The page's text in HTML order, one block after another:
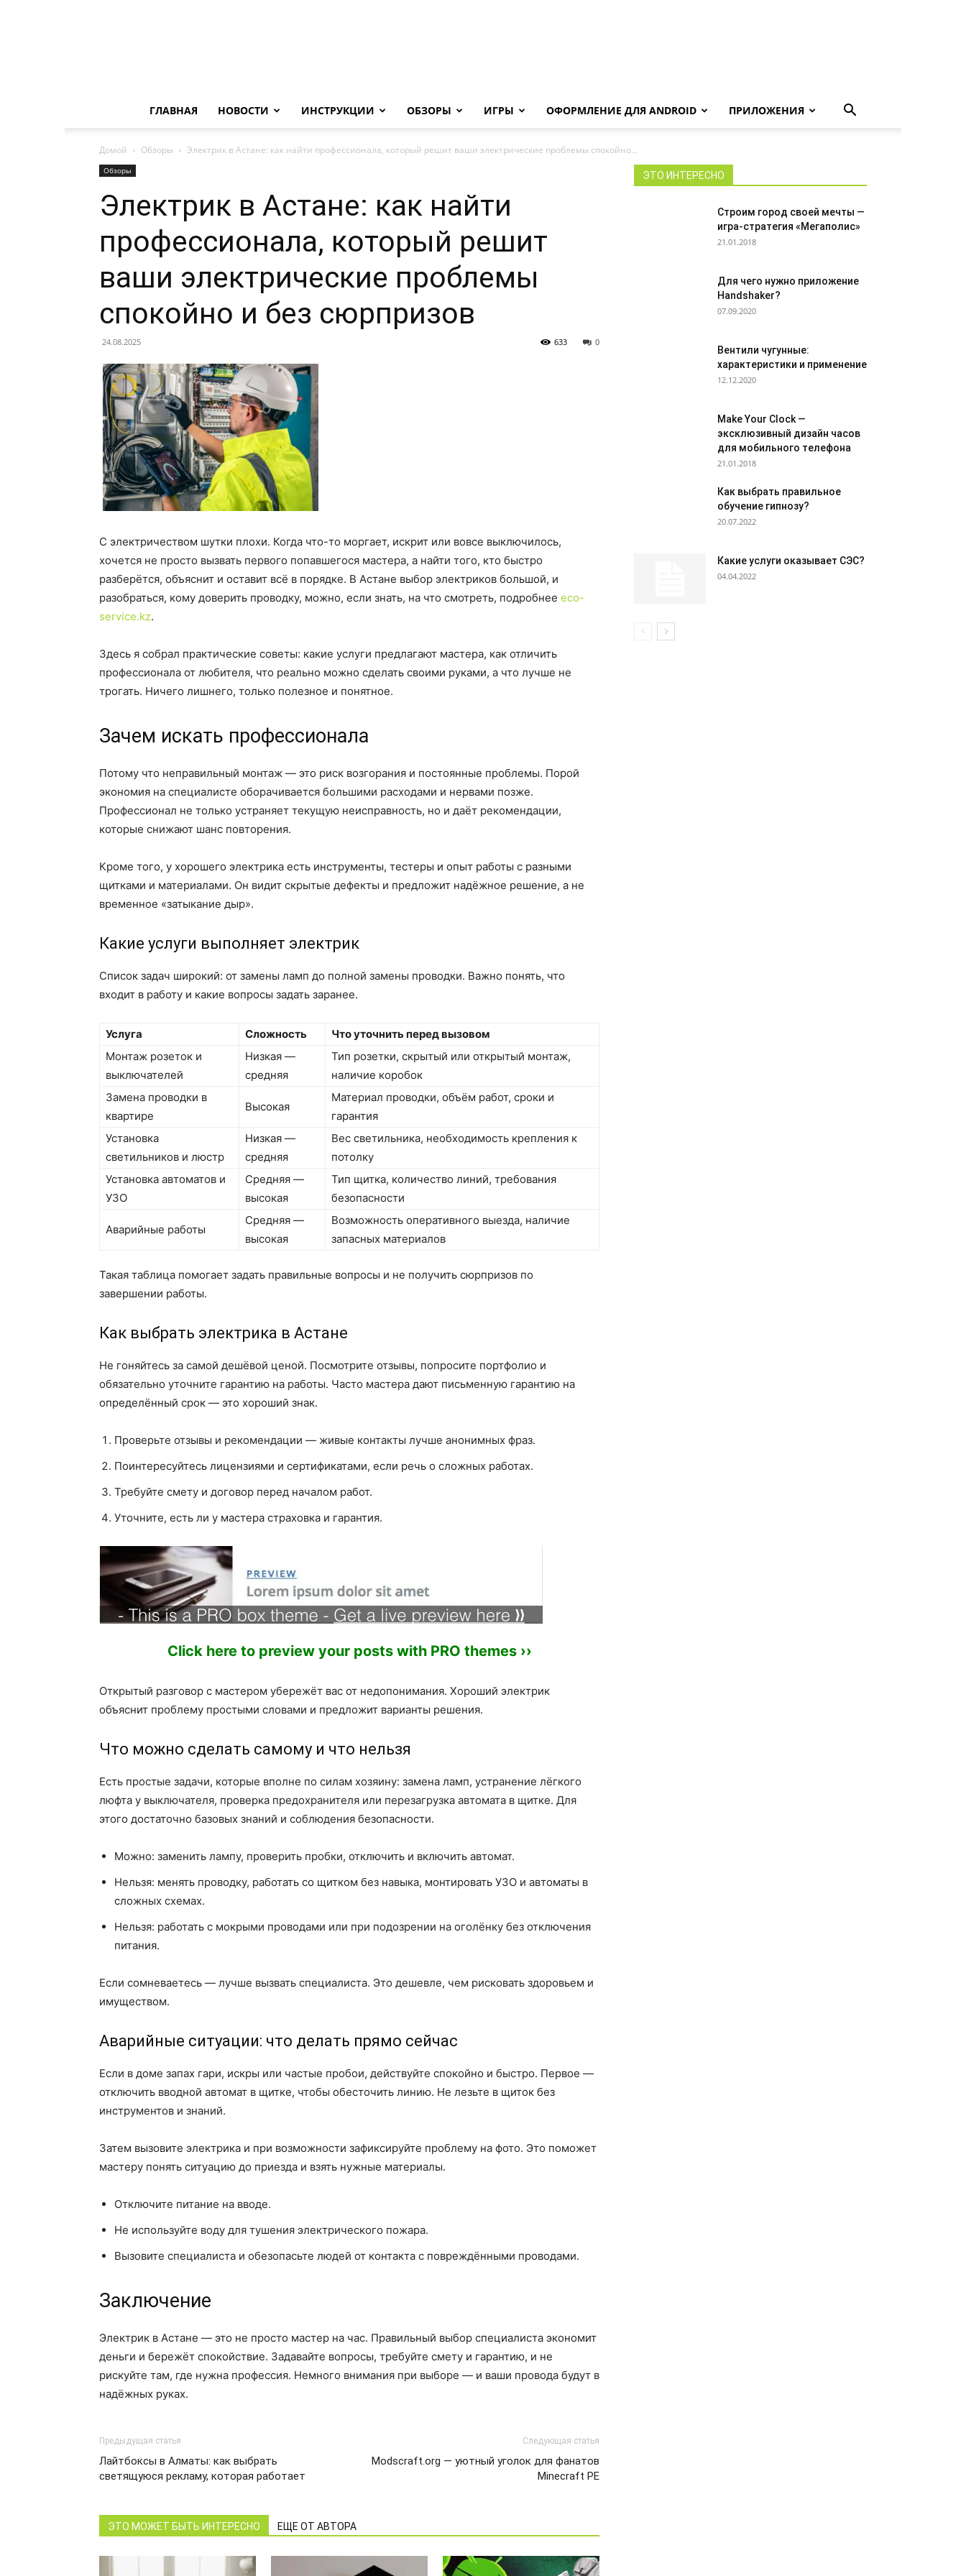
ГЛАВНАЯ НОВОСТИ ИНСТРУКЦИИ ОБЗОРЫ ИГРЫ ОФОРМЛЕНИЕ ДЛЯ ANDROID ПРИЛОЖЕНИЯ
Домой Обзоры Электрик в Астане: как найти профессионала, который решит ваши электрические проблемы спокойно...
Обзоры
Электрик в Астане: как найти
профессионала, который решит
ваши электрические проблемы
спокойно и без сюрпризов
24.08.2025 0
633
С электричеством шутки плохи. Когда что-то моргает, искрит или вовсе выключилось,
хочется не просто вызвать первого попавшегося мастера, а найти того, кто быстро
разберётся, объяснит и оставит всё в порядке. В Астане выбор электриков большой, и
разобраться, кому доверить проводку, можно, если знать, на что смотреть, подробнее eco-
service.kz.
Здесь я собрал практические советы: какие услуги предлагают мастера, как отличить
профессионала от любителя, что реально можно сделать своими руками, а что лучше не
трогать. Ничего лишнего, только полезное и понятное.
Зачем искать профессионала
Потому что неправильный монтаж — это риск возгорания и постоянные проблемы. Порой
экономия на специалисте оборачивается большими расходами и нервами позже.
Профессионал не только устраняет текущую неисправность, но и даёт рекомендации,
которые снижают шанс повторения.
Кроме того, у хорошего электрика есть инструменты, тестеры и опыт работы с разными
щитками и материалами. Он видит скрытые дефекты и предложит надёжное решение, а не
временное «затыкание дыр».
Какие услуги выполняет электрик
Список задач широкий: от замены ламп до полной замены проводки. Важно понять, что
входит в работу и какие вопросы задать заранее.
Услуга Сложность
Что уточнить перед вызовом
Монтаж розеток и
выключателей
Низкая —
средняя
Тип розетки, скрытый или открытый монтаж,
наличие коробок
Замена проводки в
квартире
Высокая
Материал проводки, объём работ, сроки и
гарантия
Установка
светильников и люстр
Низкая —
средняя
Вес светильника, необходимость крепления к
потолку
Установка автоматов и
УЗО
Средняя —
высокая
Тип щитка, количество линий, требования
безопасности
Аварийные работы
Средняя —
высокая
Возможность оперативного выезда, наличие
запасных материалов
Такая таблица помогает задать правильные вопросы и не получить сюрпризов по
завершении работы.
Как выбрать электрика в Астане
Не гоняйтесь за самой дешёвой ценой. Посмотрите отзывы, попросите портфолио и
обязательно уточните гарантию на работы. Часто мастера дают письменную гарантию на
определённый срок — это хороший знак.
Проверьте отзывы и рекомендации — живые контакты лучше анонимных фраз.
Поинтересуйтесь лицензиями и сертификатами, если речь о сложных работах.
Требуйте смету и договор перед началом работ.
Уточните, есть ли у мастера страховка и гарантия.
Click here to preview your posts with PRO themes ››
Открытый разговор с мастером убережёт вас от недопонимания. Хороший электрик
объяснит проблему простыми словами и предложит варианты решения.
Что можно сделать самому и что нельзя
Есть простые задачи, которые вполне по силам хозяину: замена ламп, устранение лёгкого
люфта у выключателя, проверка предохранителя или перезагрузка автомата в щитке. Для
этого достаточно базовых знаний и соблюдения безопасности.
Можно: заменить лампу, проверить пробки, отключить и включить автомат.
Нельзя: менять проводку, работать со щитком без навыка, монтировать УЗО и автоматы в
сложных схемах.
Нельзя: работать с мокрыми проводами или при подозрении на оголёнку без отключения
питания.
Если сомневаетесь — лучше вызвать специалиста. Это дешевле, чем рисковать здоровьем и
имуществом.
Аварийные ситуации: что делать прямо сейчас
Если в доме запах гари, искры или частые пробои, действуйте спокойно и быстро. Первое —
отключить вводной автомат в щитке, чтобы обесточить линию. Не лезьте в щиток без
инструментов и знаний.
Затем вызовите электрика и при возможности зафиксируйте проблему на фото. Это поможет
мастеру понять ситуацию до приезда и взять нужные материалы.
Отключите питание на вводе.
Не используйте воду для тушения электрического пожара.
Вызовите специалиста и обезопасьте людей от контакта с повреждёнными проводами.
Заключение
Электрик в Астане — это не просто мастер на час. Правильный выбор специалиста экономит
деньги и бережёт спокойствие. Задавайте вопросы, требуйте смету и гарантию, и не
рискуйте там, где нужна профессия. Немного внимания при выборе — и ваши провода будут в
надёжных руках.
Предыдущая статья
Лайтбоксы в Алматы: как выбрать
светящуюся рекламу, которая работает
Следующая статья
Modscraft.org — уютный уголок для фанатов
Minecraft PE
ЭТО МОЖЕТ БЫТЬ ИНТЕРЕСНО ЕЩЕ ОТ АВТОРА
ЭТО ИНТЕРЕСНО
Строим город своей мечты —
игра-стратегия «Мегаполис»
21.01.2018
Для чего нужно приложение
Handshaker?
07.09.2020
Вентили чугунные:
характеристики и применение
12.12.2020
Make Your Clock —
эксклюзивный дизайн часов
для мобильного телефона
21.01.2018
Как выбрать правильное
обучение гипнозу?
20.07.2022
Какие услуги оказывает СЭС?
04.04.2022